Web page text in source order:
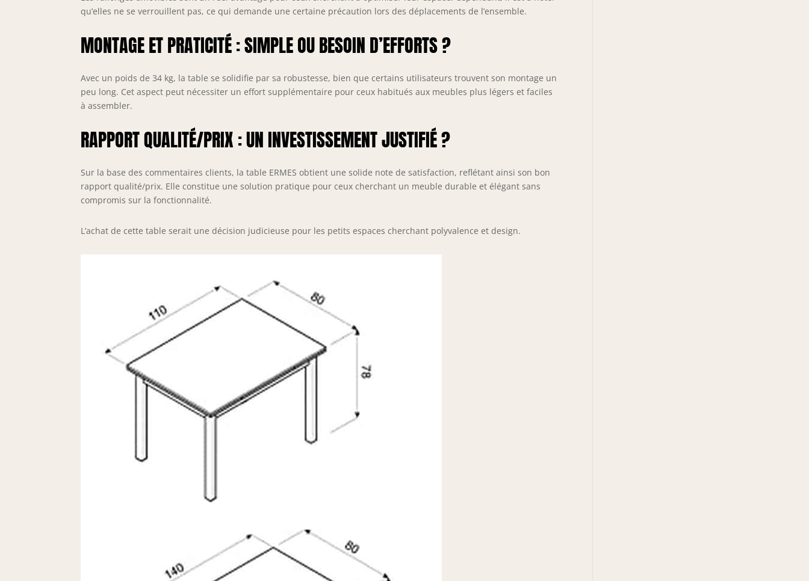
qu’elles ne se verrouillent pas, ce qui demande une certaine précaution lors des déplacements de l’ensemble.
MONTAGE ET PRATICITÉ : SIMPLE OU BESOIN D’EFFORTS ?
Avec un poids de 34 kg, la table se solidifie par sa robustesse, bien que certains utilisateurs trouvent son montage un
peu long. Cet aspect peut nécessiter un effort supplémentaire pour ceux habitués aux meubles plus légers et faciles
à assembler.
RAPPORT QUALITÉ/PRIX : UN INVESTISSEMENT JUSTIFIÉ ?
Sur la base des commentaires clients, la table ERMES obtient une solide note de satisfaction, reflétant ainsi son bon
rapport qualité/prix. Elle constitue une solution pratique pour ceux cherchant un meuble durable et élégant sans
compromis sur la fonctionnalité.
L’achat de cette table serait une décision judicieuse pour les petits espaces cherchant polyvalence et design.